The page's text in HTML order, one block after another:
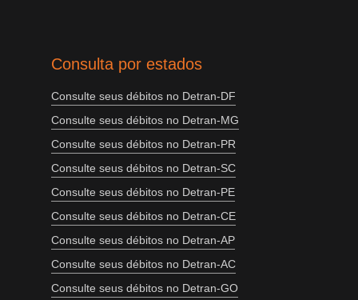
Consulta por estados
Consulte seus débitos no Detran-DF
Consulte seus débitos no Detran-MG
Consulte seus débitos no Detran-PR
Consulte seus débitos no Detran-SC
Consulte seus débitos no Detran-PE
Consulte seus débitos no Detran-CE
Consulte seus débitos no Detran-AP
Consulte seus débitos no Detran-AC
Consulte seus débitos no Detran-GO